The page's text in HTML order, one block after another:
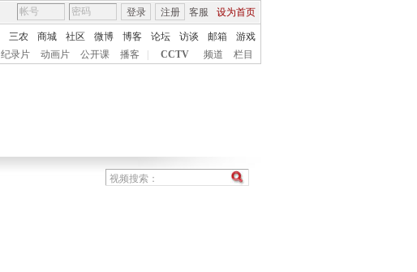
客服 设为首页
登录 注册
三农 商城 社区 微博 博客 论坛 访谈 邮箱
游戏
纪录片 动画片 公开课 播客 CCTV 频道 栏目